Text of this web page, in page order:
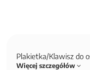
Plakietka/Klawisz do
Więcej szczegółów